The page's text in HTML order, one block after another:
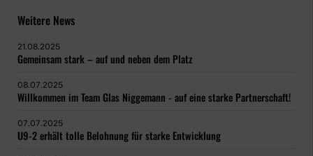
Weitere News
21.08.2025
Gemeinsam stark – auf und neben dem Platz
08.07.2025
Willkommen im Team Glas Niggemann - auf eine starke Partnerschaft!
07.07.2025
U9-2 erhält tolle Belohnung für starke Entwicklung